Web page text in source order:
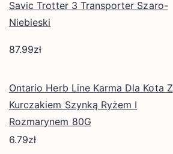
Savic Trotter 3 Transporter Szaro-
Niebieski
87.99zł
Ontario Herb Line Karma Dla Kota Z
Kurczakiem Szynką Ryżem I
Rozmarynem 80G
6.79zł